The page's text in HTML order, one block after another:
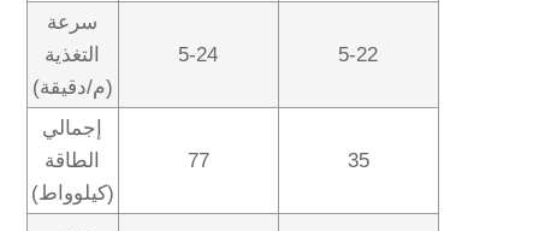
سرعة
التغذية
(م/دقيقة)
5-24 5-22
إجمالي
الطاقة
(كيلوواط)
77 35